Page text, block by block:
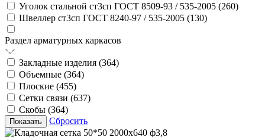
Уголок стальной ст3сп ГОСТ 8509-93 / 535-2005 (260)
Швеллер ст3сп ГОСТ 8240-97 / 535-2005 (130)
Раздел арматурных каркасов
Закладные изделия (364)
Объемные (364)
Плоские (455)
Сетки связи (637)
Скобы (364)
Сбросить